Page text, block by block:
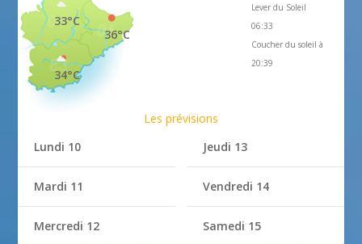
36°C
33°C
34°C
Lever du Soleil
06:33
Coucher du soleil à
20:39
Les prévisions
Lundi 10
Mardi 11
Mercredi 12
Jeudi 13
Vendredi 14
Samedi 15